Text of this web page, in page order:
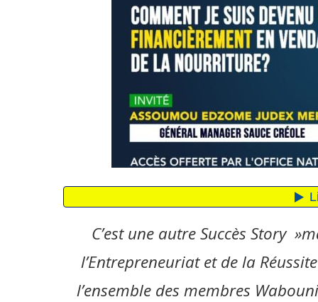
C’est une autre Succès Story
l’Entrepreneuriat et de la
l’ensemble des membres